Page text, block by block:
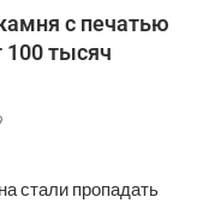
с печатью
100 тысяч
стали пропадать